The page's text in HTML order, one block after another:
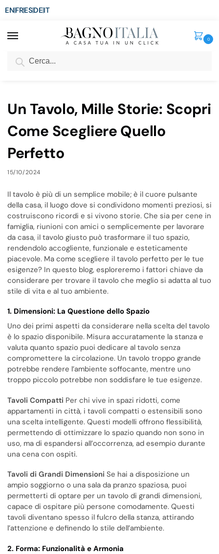
ENFRESDEIT
0
SCONTO del 3%
Un Tavolo, Mille Storie: Scopri
Come Scegliere Quello
Perfetto
15/10/2024
Il tavolo è più di un semplice mobile; è il cuore pulsante
della casa, il luogo dove si condividono momenti preziosi, si
costruiscono ricordi e si vivono storie. Che sia per cene in
famiglia, riunioni con amici o semplicemente per lavorare
da casa, il tavolo giusto può trasformare il tuo spazio,
rendendolo accogliente, funzionale e esteticamente
piacevole. Ma come scegliere il tavolo perfetto per le tue
esigenze? In questo blog, esploreremo i fattori chiave da
considerare per trovare il tavolo che meglio si adatta al tuo
stile di vita e al tuo ambiente.
1. Dimensioni: La Questione dello Spazio
Uno dei primi aspetti da considerare nella scelta del tavolo
è lo spazio disponibile. Misura accuratamente la stanza e
valuta quanto spazio puoi dedicare al tavolo senza
compromettere la circolazione. Un tavolo troppo grande
potrebbe rendere l’ambiente soffocante, mentre uno
troppo piccolo potrebbe non soddisfare le tue esigenze.
Tavoli Compatti Per chi vive in spazi ridotti, come
appartamenti in città, i tavoli compatti o estensibili sono
una scelta intelligente. Questi modelli offrono flessibilità,
permettendo di ottimizzare lo spazio quando non sono in
uso, ma di espandersi all’occorrenza, ad esempio durante
una cena con ospiti.
Tavoli di Grandi Dimensioni Se hai a disposizione un
ampio soggiorno o una sala da pranzo spaziosa, puoi
permetterti di optare per un tavolo di grandi dimensioni,
capace di ospitare più persone comodamente. Questi
tavoli diventano spesso il fulcro della stanza, attirando
l’attenzione e definendo lo stile dell’ambiente.
2. Forma: Funzionalità e Armonia